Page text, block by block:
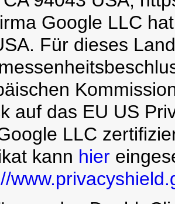
Google LLC
Für dieses
auf das EU US
LLC
kann hier